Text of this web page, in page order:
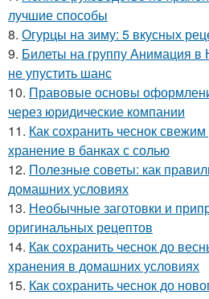
лучшие способы
8. Огурцы на зиму: 5 вкусных
9. Билеты на группу Анимация
не упустить шанс
10. Правовые основы
через юридические компании
11. Как сохранить чеснок
хранение в банках с солью
12. Полезные советы: как
домашних условиях
13. Необычные заготовки и
оригинальных рецептов
14. Как сохранить чеснок до
хранения в домашних условиях
15. Как сохранить чеснок до